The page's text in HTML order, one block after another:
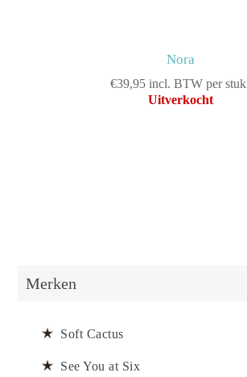
Nora
€39,95 incl. BTW per stuk
Uitverkocht
Merken
Soft Cactus
See You at Six